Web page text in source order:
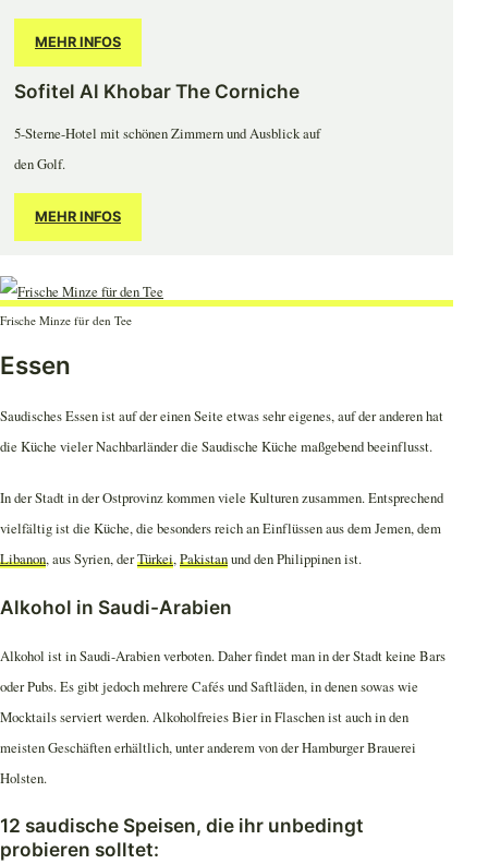
MEHR INFOS
Sofitel Al Khobar The Corniche
5-Sterne-Hotel mit schönen Zimmern und Ausblick auf
den Golf.
MEHR INFOS
Frische Minze für den Tee
Essen
Saudisches Essen ist auf der einen Seite etwas sehr eigenes, auf der anderen hat
die Küche vieler Nachbarländer die Saudische Küche maßgebend beeinflusst.
In der Stadt in der Ostprovinz kommen viele Kulturen zusammen. Entsprechend
vielfältig ist die Küche, die besonders reich an Einflüssen aus dem Jemen, dem
Libanon, aus Syrien, derTürkei,Pakistanund den Philippinen ist.
Alkohol in Saudi-Arabien
Alkohol ist in Saudi-Arabien verboten. Daher findet man in der Stadt keine Bars
oder Pubs. Es gibt jedoch mehrere Cafés und Saftläden, in denen sowas wie
Mocktails serviert werden. Alkoholfreies Bier in Flaschen ist auch in den
meisten Geschäften erhältlich, unter anderem von der Hamburger Brauerei
Holsten.
12 saudische Speisen, die ihr unbedingt
probieren solltet: